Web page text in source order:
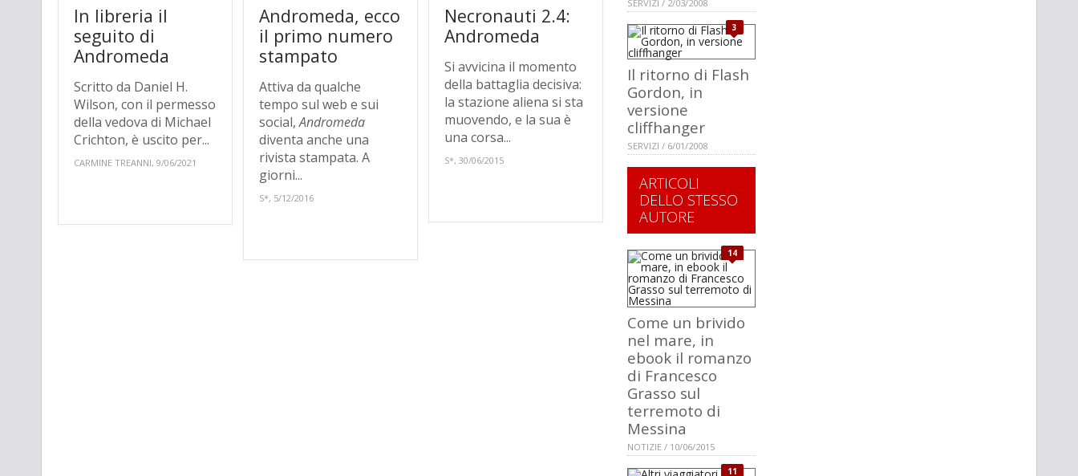
In libreria il
seguito di
Andromeda
Scritto da Daniel H.
Wilson, con il permesso
della vedova di Michael
Crichton, è uscito per...
CARMINE TREANNI, 9/06/2021
Andromeda, ecco
il primo numero
stampato
Attiva da qualche
tempo sul web e sui
social,Andromeda
diventa anche una
rivista stampata. A
giorni...
S*, 5/12/2016
Necronauti 2.4:
Andromeda
Si avvicina il momento
della battaglia decisiva:
la stazione aliena si sta
muovendo, e la sua è
una corsa...
S*, 30/06/2015
SERVIZI / 2/03/2008
3
Il ritorno di Flash
Gordon, in
versione
cliffhanger
SERVIZI / 6/01/2008
ARTICOLI
DELLO STESSO
AUTORE
14
Come un brivido
nel mare, in
ebook il romanzo
di Francesco
Grasso sul
terremoto di
Messina
NOTIZIE / 10/06/2015
11